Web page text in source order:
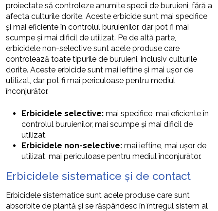
proiectate să controleze anumite specii de buruieni, fără a
afecta culturile dorite. Aceste erbicide sunt mai specifice
și mai eficiente în controlul buruienilor, dar pot fi mai
scumpe și mai dificil de utilizat. Pe de altă parte,
erbicidele non-selective sunt acele produse care
controlează toate tipurile de buruieni, inclusiv culturile
dorite. Aceste erbicide sunt mai ieftine și mai ușor de
utilizat, dar pot fi mai periculoase pentru mediul
înconjurător.
Erbicidele selective: mai specifice, mai eficiente în
controlul buruienilor, mai scumpe și mai dificil de
utilizat.
Erbicidele non-selective: mai ieftine, mai ușor de
utilizat, mai periculoase pentru mediul înconjurător.
Erbicidele sistematice și de contact
Erbicidele sistematice sunt acele produse care sunt
absorbite de plantă și se răspândesc în întregul sistem al